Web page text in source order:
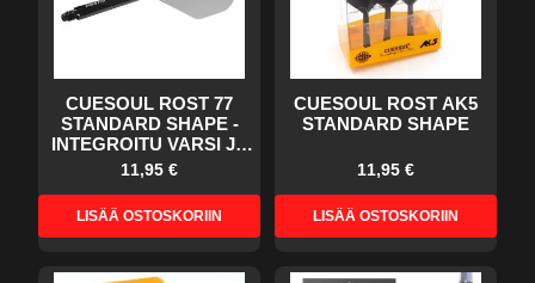
CUESOUL ROST 77
STANDARD SHAPE -
INTEGROITU VARSI JA
SULKA
11,95 €
LISÄÄ OSTOSKORIIN
CUESOUL ROST AK5
STANDARD SHAPE
11,95 €
LISÄÄ OSTOSKORIIN